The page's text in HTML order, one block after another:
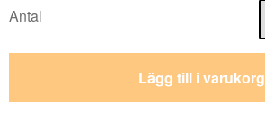
Antal
Lägg till i varukorg